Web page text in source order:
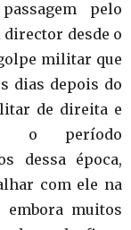
pelo
desde o
militar que
dias depois do
de direita e
o período
dessa época,
com ele na
embora muitos